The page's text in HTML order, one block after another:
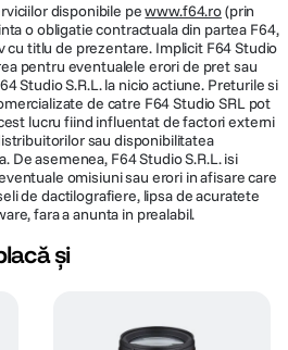
disponibile pewww.f64.ro(prin
o obligatie contractuala din partea F64,
cu titlu de prezentare. Implicit F64 Studio
pentru eventualele erori de pret sau
Studio S.R.L. la nicio actiune. Preturile si
de catre F64 Studio SRL pot
lucru fiind influentat de factori externi
sau disponibilitatea
De asemenea, F64 Studio S.R.L. isi
omisiuni sau erori in afisare care
de dactilografiere, lipsa de acuratete
fara a anunta in prealabil.
și